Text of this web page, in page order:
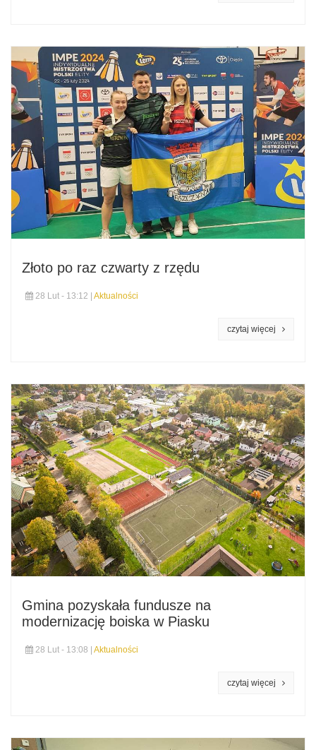
Złoto po raz czwarty z rzędu
28 Lut - 13:12 | Aktualności
Gmina pozyskała fundusze na
modernizację boiska w Piasku
28 Lut - 13:08 | Aktualności